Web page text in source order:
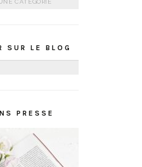
SUR LE BLOG
PRESSE